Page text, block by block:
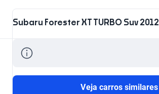
Subaru Forester XT TURBO Suv 2012
Veja carros similares